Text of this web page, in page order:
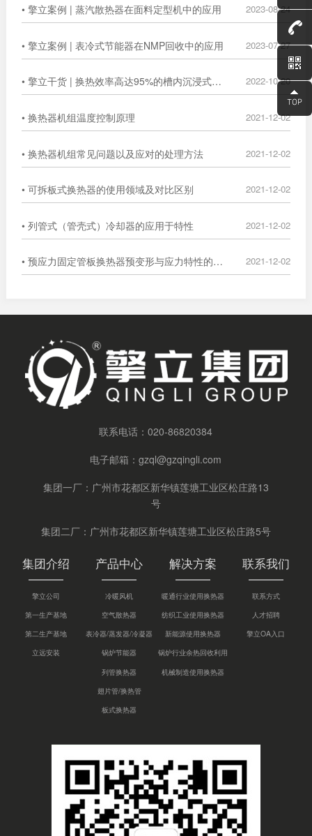
• 擎立案例 | 蒸汽散热器在面料定型机中的应用 2023-08-24
• 擎立案例 | 表冷式节能器在NMP回收中的应用 2023-07-27
• 擎立干货 | 换热效率高达95%的槽内沉浸式换热器 2022-10-20
• 换热器机组温度控制原理 2021-12-02
• 换热器机组常见问题以及应对的处理方法 2021-12-02
• 可拆板式换热器的使用领域及对比区别 2021-12-02
• 列管式（管壳式）冷却器的应用于特性 2021-12-02
• 预应力固定管板换热器预变形与应力特性的数值分析 2021-12-02
联系电话：020-86820384
电子邮箱：gzql@gzqingli.com
集团一厂：广州市花都区新华镇莲塘工业区松庄路13
号
集团二厂：广州市花都区新华镇莲塘工业区松庄路5号
集团介绍
擎立公司
第一生产基地
第二生产基地
立远安装
产品中心
冷暖风机
空气散热器
表冷器/蒸发器/冷凝器
锅炉节能器
列管换热器
翅片管/换热管
板式换热器
解决方案
暖通行业使用换热器
纺织工业使用换热器
新能源使用换热器
锅炉行业余热回收利用
机械制造使用换热器
联系我们
联系方式
人才招聘
擎立OA入口